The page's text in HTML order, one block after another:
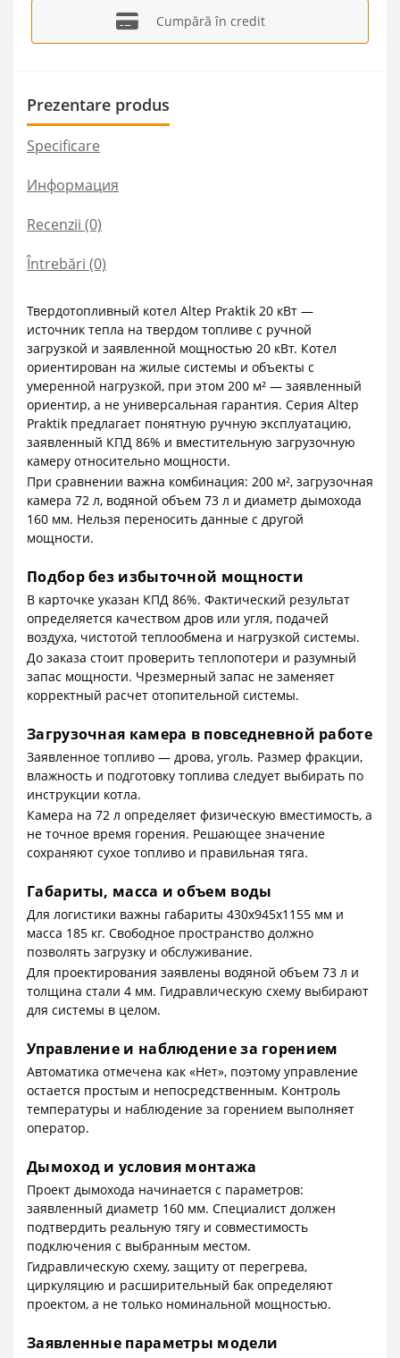
Cumpără în credit
Prezentare produs
Specificare
Информация
Recenzii (0)
Întrebări (0)
Твердотопливный котел Altep Praktik 20 кВт —
источник тепла на твердом топливе с ручной
загрузкой и заявленной мощностью 20 кВт. Котел
ориентирован на жилые системы и объекты с
умеренной нагрузкой, при этом 200 м² — заявленный
ориентир, а не универсальная гарантия. Серия Altep
Praktik предлагает понятную ручную эксплуатацию,
заявленный КПД 86% и вместительную загрузочную
камеру относительно мощности.
При сравнении важна комбинация: 200 м², загрузочная
камера 72 л, водяной объем 73 л и диаметр дымохода
160 мм. Нельзя переносить данные с другой
мощности.
Подбор без избыточной мощности
В карточке указан КПД 86%. Фактический результат
определяется качеством дров или угля, подачей
воздуха, чистотой теплообмена и нагрузкой системы.
До заказа стоит проверить теплопотери и разумный
запас мощности. Чрезмерный запас не заменяет
корректный расчет отопительной системы.
Загрузочная камера в повседневной работе
Заявленное топливо — дрова, уголь. Размер фракции,
влажность и подготовку топлива следует выбирать по
инструкции котла.
Камера на 72 л определяет физическую вместимость, а
не точное время горения. Решающее значение
сохраняют сухое топливо и правильная тяга.
Габариты, масса и объем воды
Для логистики важны габариты 430x945x1155 мм и
масса 185 кг. Свободное пространство должно
позволять загрузку и обслуживание.
Для проектирования заявлены водяной объем 73 л и
толщина стали 4 мм. Гидравлическую схему выбирают
для системы в целом.
Управление и наблюдение за горением
Автоматика отмечена как «Нет», поэтому управление
остается простым и непосредственным. Контроль
температуры и наблюдение за горением выполняет
оператор.
Дымоход и условия монтажа
Проект дымохода начинается с параметров:
заявленный диаметр 160 мм. Специалист должен
подтвердить реальную тягу и совместимость
подключения с выбранным местом.
Гидравлическую схему, защиту от перегрева,
циркуляцию и расширительный бак определяют
проектом, а не только номинальной мощностью.
Заявленные параметры модели